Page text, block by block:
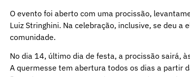
O evento foi aberto com uma procissão,
Luiz Stringhini. Na celebração, inclusive, se deu
comunidade.
No dia 14, último dia de festa, a procissão sairá,
A quermesse tem abertura todos os dias a partir